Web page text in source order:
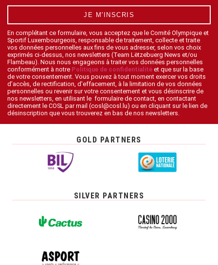
JE M'INSCRIS
En complétant ce formulaire, vous acceptez que le Comité Olympique et
Sportif Luxembourgeois, responsable de traitement, collecte et traite
vos données personnelles aux fins de vous adresser, selon vos choix
exprimés ci-dessus, nos newsletters (Team Lëtzebuerg News et/ou
Flambeau). Nous nous engageons à traiter vos données personnelles
conformément à notre Politique de confidentialité et que sur la base
de votre consentement. Vous pouvez à tout moment exercer vos droits
d’accès, de rectification, d’effacement, à la limitation de vos données
personnelles ou revenir sur votre consentement et vous désinscrire de
nos newsletters, en utilisant le formulaire de contact, en contactant
directement le COSL par mail (cosl@cosl.lu) ou en cliquant sur le lien de
désinscription que vous trouverez en bas de nos newsletters.
GOLD PARTNERS
SILVER PARTNERS